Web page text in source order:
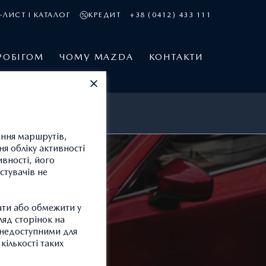
І КАТАЛОГ КРЕДИТ +38 (0412) 433 111
ЧОМУ MAZDA КОНТАКТИ
маршрутів,
обліку активності
його
не
або обмежити у
сторінок на
для
таких